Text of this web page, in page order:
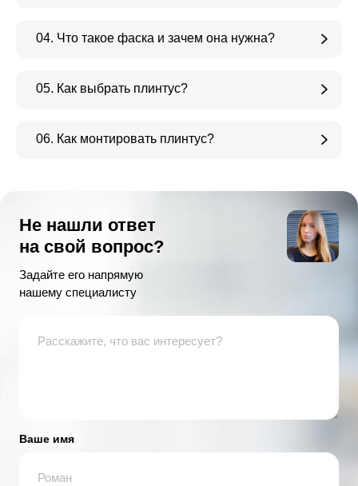
04. Что такое фаска и зачем она нужна?
05. Как выбрать плинтус?
06. Как монтировать плинтус?
Не нашли ответ
на свой вопрос?
Задайте его напрямую
нашему специалисту
Ваше имя